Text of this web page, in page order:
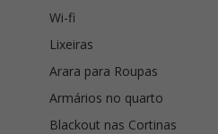
Wi-fi
Lixeiras
Arara para Roupas
Armários no quarto
Blackout nas Cortinas